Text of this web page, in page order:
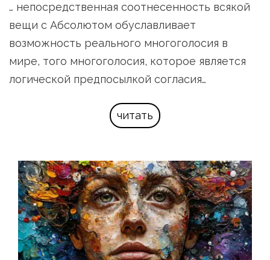
… непосредственная соотнесенность всякой
вещи с Абсолютом обуславливает
возможность реального многоголосия в
мире, того многоголосия, которое является
логической предпосылкой согласия…
читать